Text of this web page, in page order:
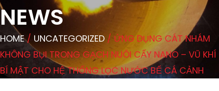
NEWS
HOME/ UNCATEGORIZED / ỨNG DỤNG CÁT NHÁM
KHÔNG BỤI TRONG GẠCH NUÔI CẤY NANO – VŨ KHÍ
BÍ MẬT CHO HỆ THỐNG LỌC NƯỚC BỂ CÁ CẢNH